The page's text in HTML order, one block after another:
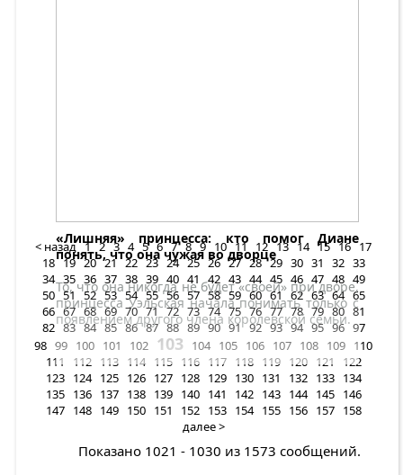
«Лишняя» принцесса: кто помог Диане
понять, что она чужая во дворце
То, что она никогда не будет «своей» при дворе,
принцесса Уэльская начала понимать только с
появлением другого члена королевской семьи.
< назад 1 2 3 4 5 6 7 8 9 10 11 12 13 14 15 16 17
18 19 20 21 22 23 24 25 26 27 28 29 30 31 32 33
34 35 36 37 38 39 40 41 42 43 44 45 46 47 48 49
50 51 52 53 54 55 56 57 58 59 60 61 62 63 64 65
66 67 68 69 70 71 72 73 74 75 76 77 78 79 80 81
82 83 84 85 86 87 88 89 90 91 92 93 94 95 96 97
98 99 100 101 102 103 104 105 106 107 108 109 110
111
112 113 114 115 116 117 118 119 120 121
122
123 124 125 126 127 128 129 130 131 132 133 134
135 136 137 138 139 140 141 142 143 144 145 146
147 148 149 150 151 152 153 154 155 156 157 158
далее >
Показано 1021 - 1030 из 1573 сообщений.